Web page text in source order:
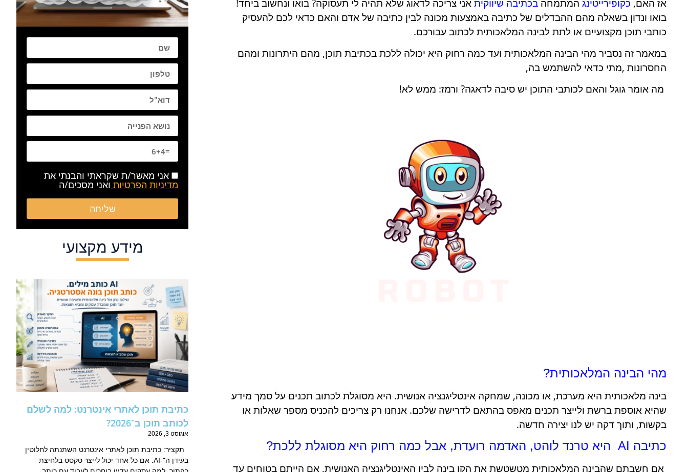
אז האם, כקופירייטינג המתמחה בכתיבה שיווקיתאני צריכה לדאוג שלא תהיה לי תעסוקה? בואו ונחשוב ביחד!
בואו ונדון בשאלה מהם ההבדלים של כתיבה באמצעות מכונה לבין כתיבה של אדם והאם כדאי לכם להעסיק
כותבי תוכן מקצועיים או לתת לבינה המלאכותית לכתוב עבורכם.
במאמר זה נסביר מהי הבינה המלאכותית ועד כמה רחוק היא יכולה ללכת בכתיבת תוכן, מהם היתרונות ומהם
החסרונות ,מתי כדאי להשתמש בה,
מה אומר גוגל והאם לכותבי התוכן יש סיבה לדאגה? ורמז: ממש לא!
מהי הבינה המלאכותית?
בינה מלאכותית היא מערכת, או מכונה, שמחקה אינטליגנציה אנושית. היא מסוגלת לכתוב תכנים על סמך מידע
שהיא אוספת ברשת ולייצר תכנים מאפס בהתאם לדרישה שלכם. אנחנו רק צריכים להכניס מספר שאלות או
בקשות, ותוך דקה יש לנו יצירה חדשה.
כתיבה AI היא טרנד לוהט, האדמה רועדת, אבל כמה רחוק היא מסוגלת ללכת?
אם חשבתם שהבינה המלאכותית מטשטשת את הקו בינה לבין האינטליגנציה האנושית, אם הייתם בטוחים עד
אני מאשר/ת שקראתי והבנתי את
מדיניות הפרטיות ואני מסכים/ה
שליחה
מידע מקצועי
כתיבת תוכן לאתרי אינטרנט: למה לשלם
לכותב תוכן ב־2026?
אוגוסט 3, 2026
תקציר: כתיבת תוכן לאתרי אינטרנט השתנתה לחלוטין
בעידן ה־-AI. אם כל אחד יכול לייצר טקסט בלחיצת